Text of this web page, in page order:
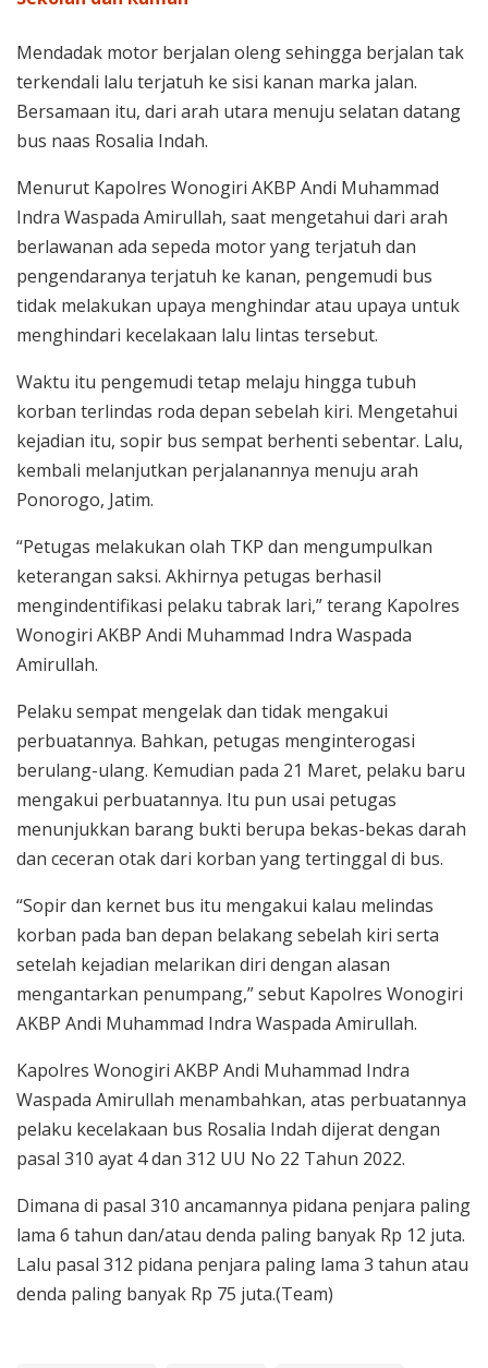
Mendadak motor berjalan oleng sehingga berjalan tak
terkendali lalu terjatuh ke sisi kanan marka jalan.
Bersamaan itu, dari arah utara menuju selatan datang
bus naas Rosalia Indah.
Menurut Kapolres Wonogiri AKBP Andi Muhammad
Indra Waspada Amirullah, saat mengetahui dari arah
berlawanan ada sepeda motor yang terjatuh dan
pengendaranya terjatuh ke kanan, pengemudi bus
tidak melakukan upaya menghindar atau upaya untuk
menghindari kecelakaan lalu lintas tersebut.
Waktu itu pengemudi tetap melaju hingga tubuh
korban terlindas roda depan sebelah kiri. Mengetahui
kejadian itu, sopir bus sempat berhenti sebentar. Lalu,
kembali melanjutkan perjalanannya menuju arah
Ponorogo, Jatim.
“Petugas melakukan olah TKP dan mengumpulkan
keterangan saksi. Akhirnya petugas berhasil
mengindentifikasi pelaku tabrak lari,” terang Kapolres
Wonogiri AKBP Andi Muhammad Indra Waspada
Amirullah.
Pelaku sempat mengelak dan tidak mengakui
perbuatannya. Bahkan, petugas menginterogasi
berulang-ulang. Kemudian pada 21 Maret, pelaku baru
mengakui perbuatannya. Itu pun usai petugas
menunjukkan barang bukti berupa bekas-bekas darah
dan ceceran otak dari korban yang tertinggal di bus.
“Sopir dan kernet bus itu mengakui kalau melindas
korban pada ban depan belakang sebelah kiri serta
setelah kejadian melarikan diri dengan alasan
mengantarkan penumpang,” sebut Kapolres Wonogiri
AKBP Andi Muhammad Indra Waspada Amirullah.
Kapolres Wonogiri AKBP Andi Muhammad Indra
Waspada Amirullah menambahkan, atas perbuatannya
pelaku kecelakaan bus Rosalia Indah dijerat dengan
pasal 310 ayat 4 dan 312 UU No 22 Tahun 2022.
Dimana di pasal 310 ancamannya pidana penjara paling
lama 6 tahun dan/atau denda paling banyak Rp 12 juta.
Lalu pasal 312 pidana penjara paling lama 3 tahun atau
denda paling banyak Rp 75 juta.(Team)